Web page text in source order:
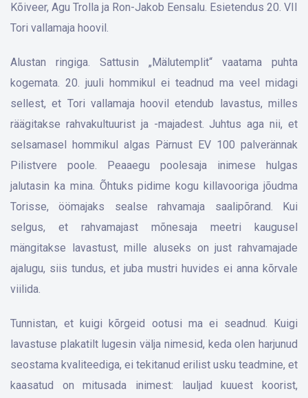
Kõiveer, Agu Trolla ja Ron-Jakob Eensalu. Esietendus 20. VII
Tori vallamaja hoovil.
Alustan ringiga. Sattusin „Mälutemplit“ vaatama puhta
kogemata. 20. juuli hommikul ei teadnud ma veel midagi
sellest, et Tori vallamaja hoovil etendub lavastus, milles
räägitakse rahvakultuurist ja -majadest. Juhtus aga nii, et
selsamasel hommikul algas Pärnust EV 100 palverännak
Pilistvere poole. Peaaegu poole­saja inimese hulgas
jalutasin ka mina. Õhtuks pidime kogu killavooriga jõudma
Torisse, öömajaks sealse rahvamaja saalipõrand. Kui
selgus, et rahvamajast mõnesaja meetri kaugusel
mängitakse lavastust, mille aluseks on just rahvamajade
ajalugu, siis tundus, et juba mustri huvides ei anna kõrvale
viilida.
Tunnistan, et kuigi kõrgeid ootusi ma ei seadnud. Kuigi
lavastuse plakatilt lugesin välja nimesid, keda olen harjunud
seostama kvaliteediga, ei tekitanud erilist usku teadmine, et
kaasatud on mitusada inimest: lauljad kuuest koorist,